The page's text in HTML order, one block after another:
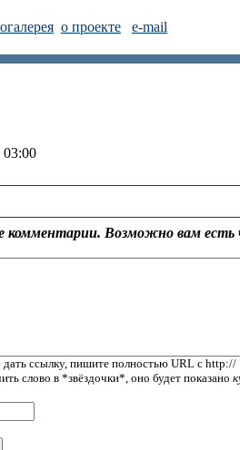
о проекте e-mail
03:00
комментарии. Возможно вам есть
дать ссылку, пишите полностью URL с http://
слово в *звёздочки*, оно будет показано